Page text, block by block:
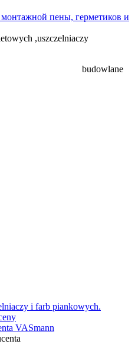
,uszczelniaczy
i farb piankowych.
VASmann